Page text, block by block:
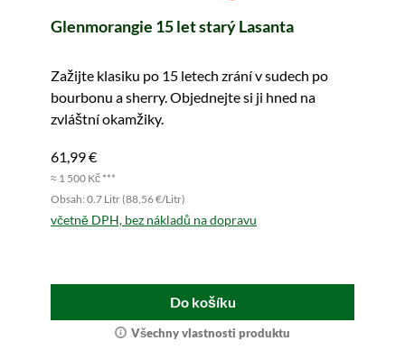
Glenmorangie 15 let starý Lasanta
Zažijte klasiku po 15 letech zrání v sudech po
bourbonu a sherry. Objednejte si ji hned na
zvláštní okamžiky.
61,99 €
≈ 1 500 Kč ***
Obsah: 0.7 Litr (88,56 €/Litr)
včetně DPH, bez nákladů na dopravu
Do košíku
Všechny vlastnosti produktu